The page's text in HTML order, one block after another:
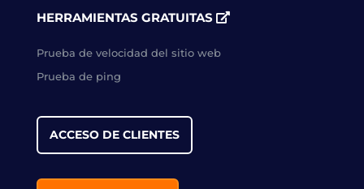
HERRAMIENTAS GRATUITAS
Prueba de velocidad del sitio web
Prueba de ping
ACCESO DE CLIENTES